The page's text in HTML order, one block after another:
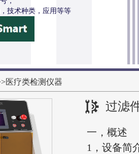
技术种类，应用等等
测试仪
医疗类检测仪器
过滤
一，概述
1，设备简